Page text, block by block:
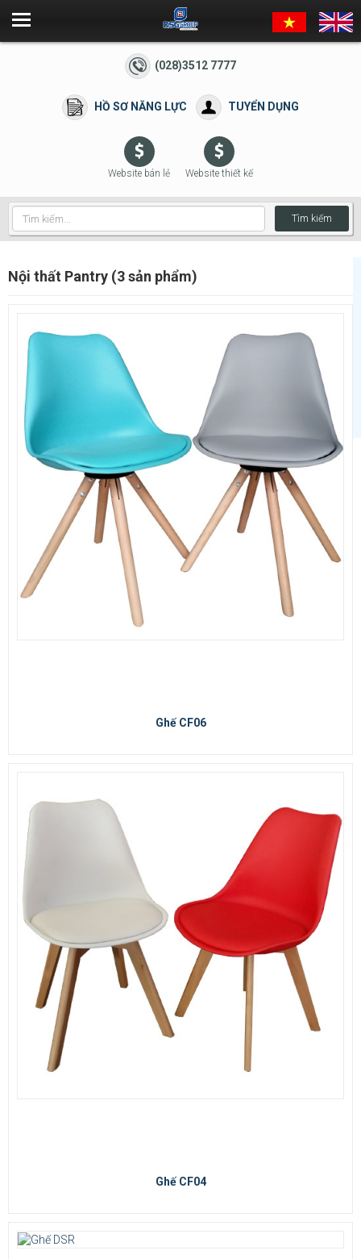
(028)3512 7777
HỒ SƠ NĂNG LỰC TUYỂN DỤNG
Website bán lẻ Website thiết kế
Tìm kiếm
Nội thất Pantry (3 sản phẩm)
Ghế CF06
Ghế CF04